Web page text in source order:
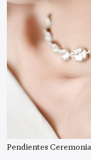
Pendientes Ceremonia